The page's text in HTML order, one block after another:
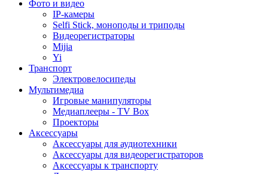
Фото и видео
IP-камеры
Selfi Stick, моноподы и триподы
Видеорегистраторы
Mijia
Yi
Транспорт
Электровелосипеды
Мультимедиа
Игровые манипуляторы
Медиаплееры - TV Box
Проекторы
Аксессуары
Аксессуары для аудиотехники
Аксессуары для видеорегистраторов
Аксессуары к транспорту